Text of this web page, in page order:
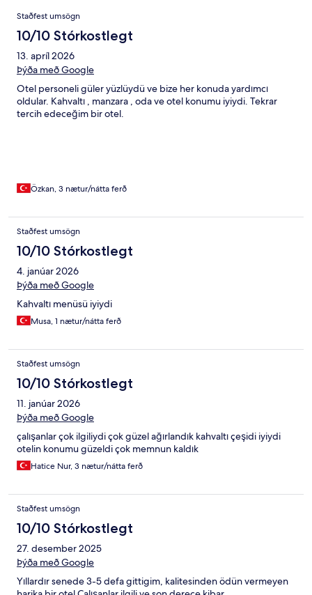
Umsagnir
Staðfest umsögn
10/10 Stórkostlegt
13. apríl 2026
Þýða með Google
Otel personeli güler yüzlüydü ve bize her konuda yardımcı
oldular. Kahvaltı , manzara , oda ve otel konumu iyiydi. Tekrar
tercih edeceğim bir otel.
Özkan, 3 nætur/nátta ferð
Staðfest umsögn
10/10 Stórkostlegt
4. janúar 2026
Þýða með Google
Kahvaltı menüsü iyiydi
Musa, 1 nætur/nátta ferð
Staðfest umsögn
10/10 Stórkostlegt
11. janúar 2026
Þýða með Google
çalışanlar çok ilgiliydi çok güzel ağırlandık kahvaltı çeşidi iyiydi
otelin konumu güzeldi çok memnun kaldık
Hatice Nur, 3 nætur/nátta ferð
Staðfest umsögn
10/10 Stórkostlegt
27. desember 2025
Þýða með Google
Yıllardır senede 3-5 defa gittigim, kalitesinden ödün vermeyen